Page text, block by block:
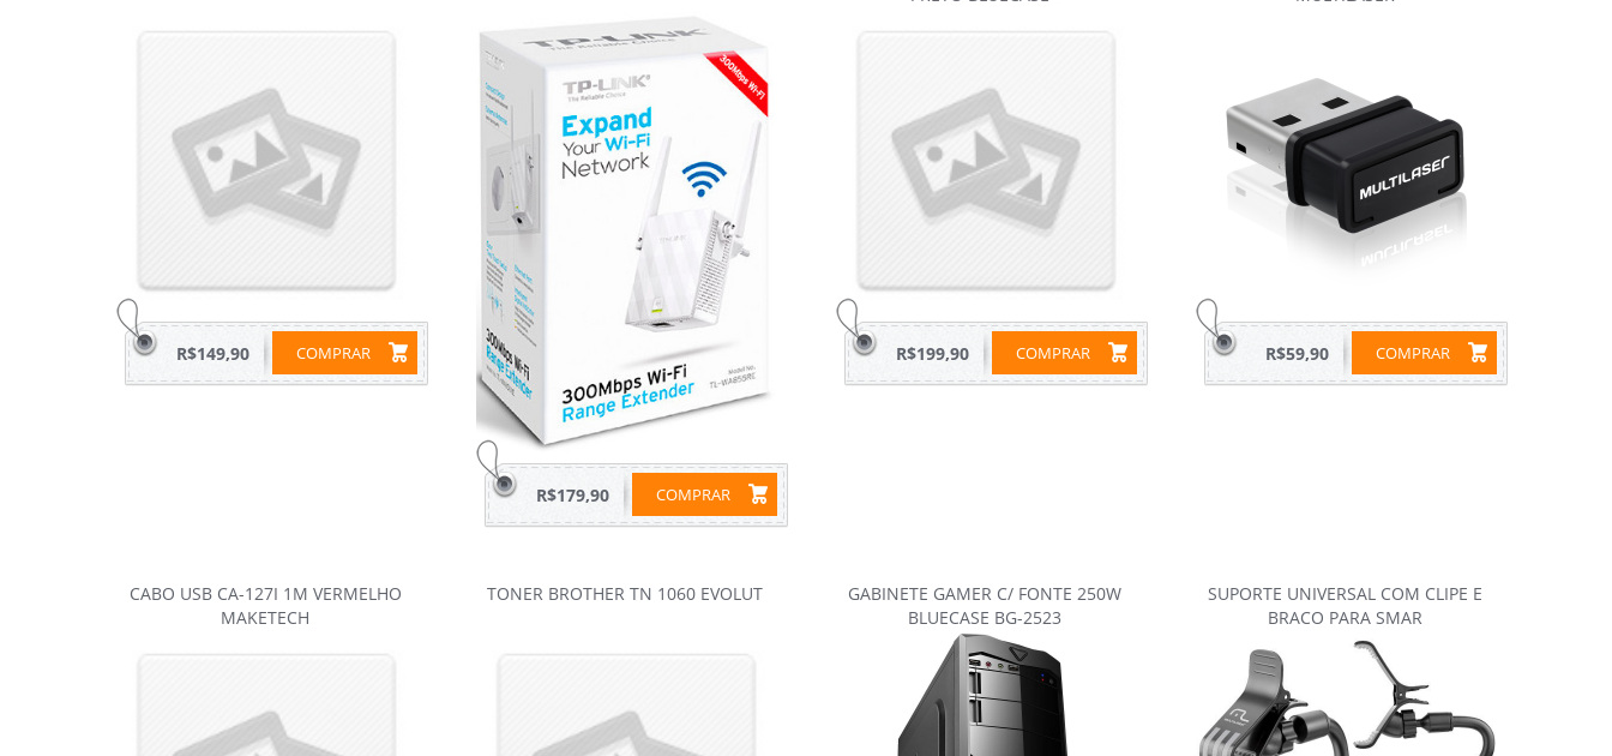
COMPRAR
R$149,90
COMPRAR
R$179,90
COMPRAR
R$199,90 COMPRAR
R$59,90
CABO USB CA-127I 1M VERMELHO
MAKETECH
TONER BROTHER TN 1060 EVOLUT
GABINETE GAMER C/ FONTE 250W
BLUECASE BG-2523
SUPORTE UNIVERSAL COM CLIPE E
BRACO PARA SMAR